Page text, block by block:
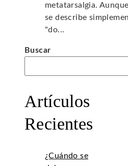
metatarsalgia.
se describe
"do...
Buscar
Artículos
Recientes
¿Cuándo se